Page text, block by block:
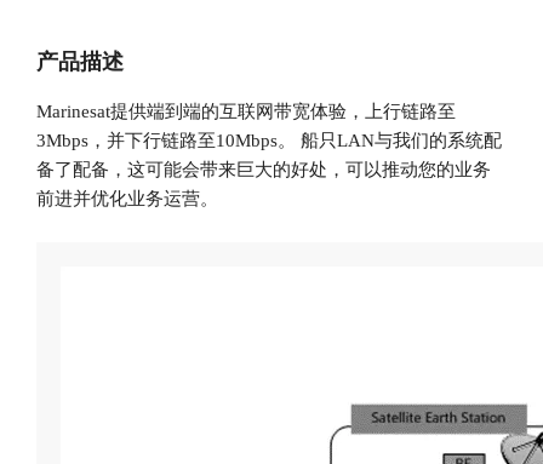
产品描述
Marinesat提供端到端的互联网带宽体验，上行链路至
3Mbps，并下行链路至10Mbps。 船只LAN与我们的系统配
备了配备，这可能会带来巨大的好处，可以推动您的业务
前进并优化业务运营。